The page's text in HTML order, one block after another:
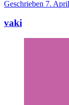
Geschrieben 7.
vaki